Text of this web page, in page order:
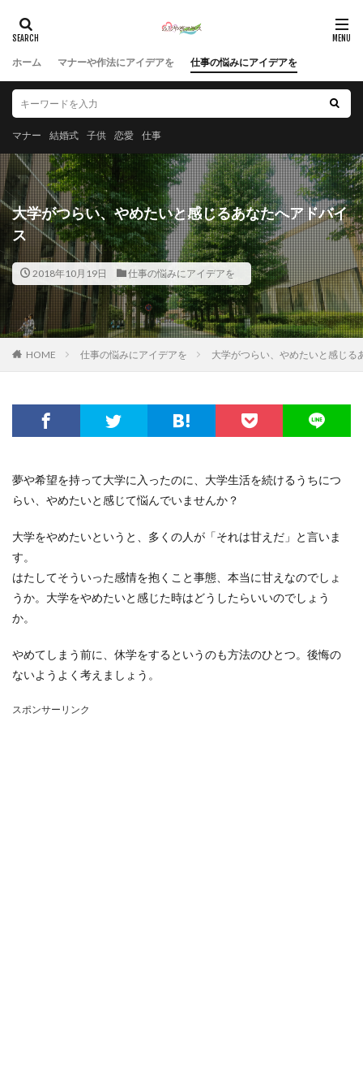
ホーム マナーや作法にアイデアを 仕事の悩みにアイデアを
マナー 結婚式 子供 恋愛 仕事
大学がつらい、やめたいと感じるあなたへアドバイ
ス
2018年10月19日 仕事の悩みにアイデアを
HOME 仕事の悩みにアイデアを 大学がつらい、やめたいと感じる
夢や希望を持って大学に入ったのに、大学生活を続けるうちにつ
らい、やめたいと感じて悩んでいませんか？
大学をやめたいというと、多くの人が「それは甘えだ」と言いま
す。
はたしてそういった感情を抱くこと事態、本当に甘えなのでしょ
うか。大学をやめたいと感じた時はどうしたらいいのでしょう
か。
やめてしまう前に、休学をするというのも方法のひとつ。後悔の
ないようよく考えましょう。
スポンサーリンク